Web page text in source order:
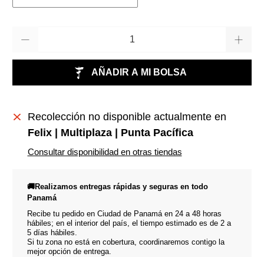
AÑADIR A MI BOLSA
Recolección no disponible actualmente en
Felix | Multiplaza | Punta Pacífica
Consultar disponibilidad en otras tiendas
🚚Realizamos entregas rápidas y seguras en todo
Panamá
Recibe tu pedido en Ciudad de Panamá en 24 a 48 horas
hábiles; en el interior del país, el tiempo estimado es de 2 a
5 días hábiles.
Si tu zona no está en cobertura, coordinaremos contigo la
mejor opción de entrega.